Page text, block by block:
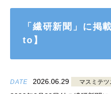
「繊研新聞」に掲
to】
DATE 2026.06.29 マスミテ